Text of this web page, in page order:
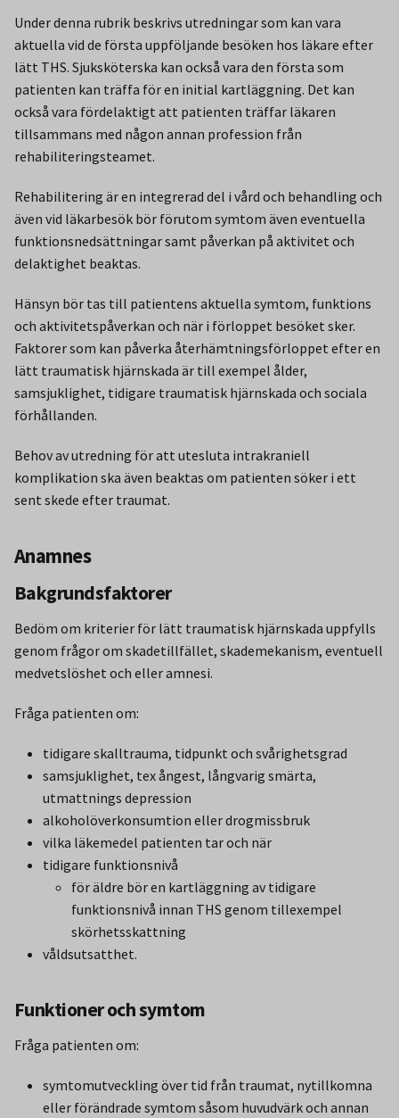
Under denna rubrik beskrivs utredningar som kan vara
aktuella vid de första uppföljande besöken hos läkare efter
lätt THS. Sjuksköterska kan också vara den första som
patienten kan träffa för en initial kartläggning. Det kan
också vara fördelaktigt att patienten träffar läkaren
tillsammans med någon annan profession från
rehabiliteringsteamet.
Rehabilitering är en integrerad del i vård och behandling och
även vid läkarbesök bör förutom symtom även eventuella
funktionsnedsättningar samt påverkan på aktivitet och
delaktighet beaktas.
Hänsyn bör tas till patientens aktuella symtom, funktions
och aktivitetspåverkan och när i förloppet besöket sker.
Faktorer som kan påverka återhämtningsförloppet efter en
lätt traumatisk hjärnskada är till exempel ålder,
samsjuklighet, tidigare traumatisk hjärnskada och sociala
förhållanden.
Behov av utredning för att utesluta intrakraniell
komplikation ska även beaktas om patienten söker i ett
sent skede efter traumat.
Anamnes
Bakgrundsfaktorer
Bedöm om kriterier för lätt traumatisk hjärnskada uppfylls
genom frågor om skadetillfället, skademekanism, eventuell
medvetslöshet och eller amnesi.
Fråga patienten om:
tidigare skalltrauma, tidpunkt och svårighetsgrad
samsjuklighet, tex ångest, långvarig smärta,
utmattnings depression
alkoholöverkonsumtion eller drogmissbruk
vilka läkemedel patienten tar och när
tidigare funktionsnivå
för äldre bör en kartläggning av tidigare
funktionsnivå innan THS genom tillexempel
skörhetsskattning
våldsutsatthet.
Funktioner och symtom
Fråga patienten om:
symtomutveckling över tid från traumat, nytillkomna
eller förändrade symtom såsom huvudvärk och annan